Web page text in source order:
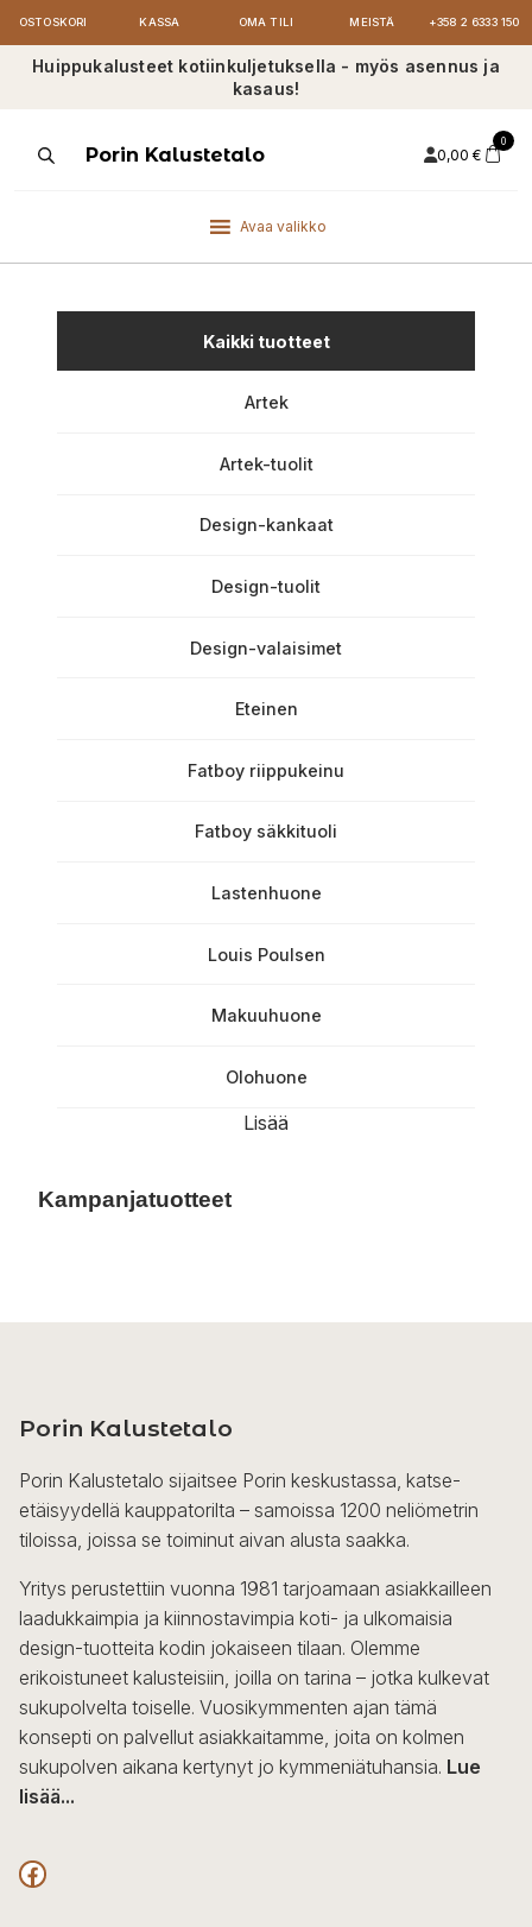
OSTOSKORI KASSA OMA TILI MEISTÄ +358 2 6333 150
Huippukalusteet kotiinkuljetuksella - myös asennus ja
kasaus!
ProductsPorin Kalustetalo 0,00 €
0
Avaa valikko
Kaikki tuotteet
Artek
Artek-tuolit
Design-kankaat
Design-tuolit
Design-valaisimet
Eteinen
Fatboy riippukeinu
Fatboy säkkituoli
Lastenhuone
Louis Poulsen
Makuuhuone
Olohuone
Lisää
Kampanjatuotteet
Porin Kalustetalo
Porin Kalustetalo sijaitsee Porin keskustassa, katse-
etäisyydellä kauppatorilta – samoissa 1200 neliömetrin
tiloissa, joissa se toiminut aivan alusta saakka.
Yritys perustettiin vuonna 1981 tarjoamaan asiakkailleen
laadukkaimpia ja kiinnostavimpia koti- ja ulkomaisia
design-tuotteita kodin jokaiseen tilaan. Olemme
erikoistuneet kalusteisiin, joilla on tarina – jotka kulkevat
sukupolvelta toiselle. Vuosikymmenten ajan tämä
konsepti on palvellut asiakkaitamme, joita on kolmen
sukupolven aikana kertynyt jo kymmeniätuhansia. Lue
lisää...
F